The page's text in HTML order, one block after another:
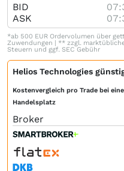
BID
ASK
*ab 500 EUR Ordervolumen über
Zuwendungen | ** zzgl.
Steuern und ggf. SEC Gebühr
Helios Technologies
Kostenvergleich pro Trade bei
Handelsplatz
Broker